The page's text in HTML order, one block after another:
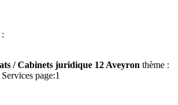
/ Cabinets juridique 12 Aveyron thème :
page:1